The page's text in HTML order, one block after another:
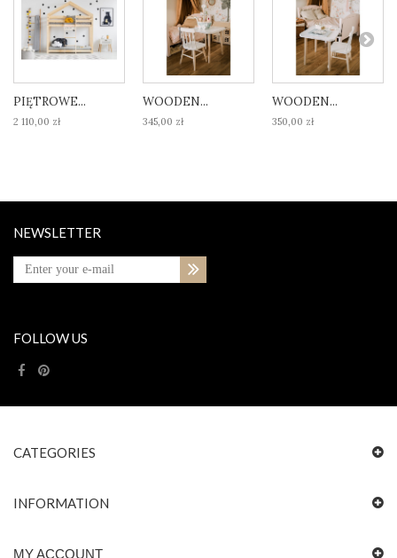
PIĘTROWE...
2 110,00 zł
WOODEN...
345,00 zł
WOODEN...
350,00 zł
NEWSLETTER
FOLLOW US
CATEGORIES
INFORMATION
MY ACCOUNT